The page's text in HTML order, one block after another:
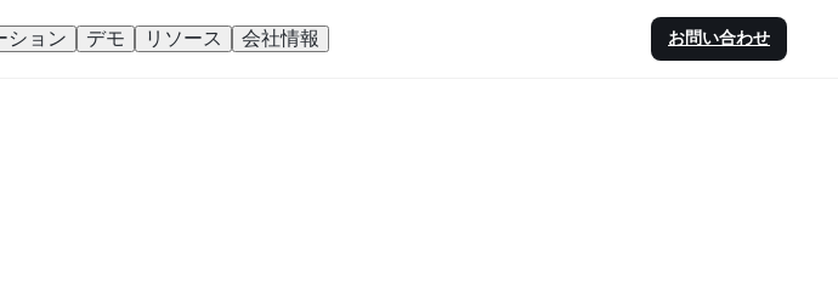
ション デモ リソース 会社情報 お問い合わせ